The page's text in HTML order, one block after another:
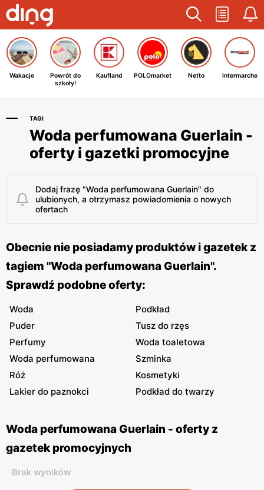
Wakacje
Powrót do
szkoły!
Kaufland POLOmarket Netto Intermarche
TAGI
Woda perfumowana Guerlain -
oferty i gazetki promocyjne
Dodaj frazę "Woda perfumowana Guerlain" do
ulubionych, a otrzymasz powiadomienia o nowych
ofertach
Obecnie nie posiadamy produktów i gazetek z
tagiem "Woda perfumowana Guerlain".
Sprawdź podobne oferty:
Woda
Podkład
Puder
Tusz do rzęs
Perfumy
Woda toaletowa
Woda perfumowana
Szminka
Róż
Kosmetyki
Lakier do paznokci
Podkład do twarzy
Woda perfumowana Guerlain - oferty z
gazetek promocyjnych
Brak wyników